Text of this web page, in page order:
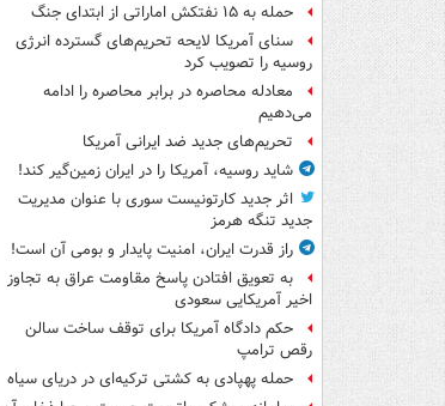
حمله به ۱۵ نفتکش‌ اماراتی از ابتدای جنگ
سنای آمریکا لایحه تحریم‌های گسترده انرژی
روسیه را تصویب کرد
معادله محاصره در برابر محاصره را ادامه
می‌دهیم
تحریم‌های جدید ضد ایرانی آمریکا
شاید روسیه، آمریکا را در ایران زمین‌گیر کند!
اثر جدید کارتونیست سوری با عنوان مدیریت
جدید تنگه هرمز
راز قدرت ایران، امنیت پایدار و بومی آن است!
به تعویق افتادن پاسخ مقاومت عراق به تجاوز
اخیر آمریکایی سعودی
حکم دادگاه آمریکا برای توقف ساخت سالن
رقص ترامپ
حمله پهپادی به کشتی ترکیه‌ای در دریای سیاه